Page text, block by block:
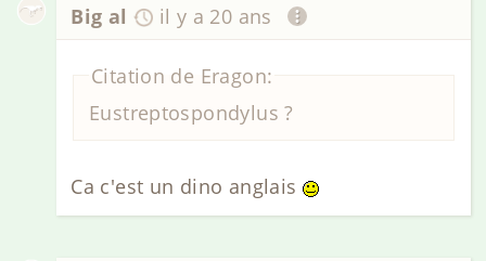
Big al il y a 20 ans
Citation de Eragon:
Eustreptospondylus ?
Ca c'est un dino anglais